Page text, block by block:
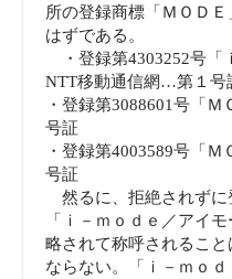
所の登録商標「ＭＯＤ
はずである。
・登録第4303252号「
NTT移動通信網…第１号
・登録第3088601号「
号証
・登録第4003589号「
号証
然るに、拒絶されずに
「ｉ－ｍｏｄｅ／アイ
略されて称呼されるこ
ならない。「ｉ－ｍｏ